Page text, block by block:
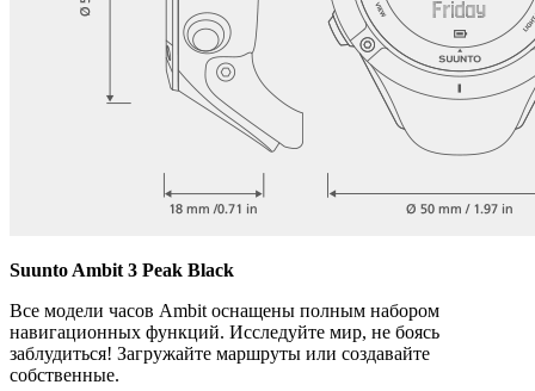
Suunto Ambit 3 Peak Black
Все модели часов Ambit оснащены полным набором
навигационных функций. Исследуйте мир, не боясь
заблудиться! Загружайте маршруты или создавайте
собственные.